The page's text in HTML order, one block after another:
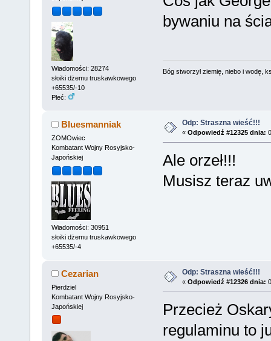
Wiadomości: 28274
słoiki dżemu truskawkowego
+65535/-10
Płeć:
bywaniu na
Bóg stworzył ziemię, niebo i wodę,
Bluesmanniak
ZOMOwiec
Kombatant Wojny Rosyjsko-
Japońskiej
Wiadomości: 30951
słoiki dżemu truskawkowego
+65535/-4
Odp: Straszna wieść!!!
« Odpowiedź #12325 dnia:
Ale orzeł!!!
Musisz teraz
Cezarian
Pierdziel
Kombatant Wojny Rosyjsko-
Japońskiej
Odp: Straszna wieść!!!
« Odpowiedź #12326 dnia:
Przecież
regulaminu to